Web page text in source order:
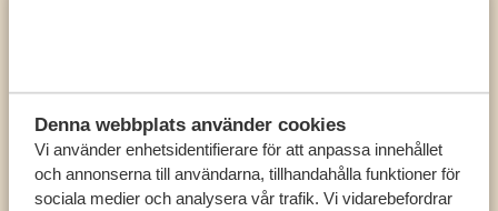
Denna webbplats använder cookies
Vi använder enhetsidentifierare för att anpassa innehållet
och annonserna till användarna, tillhandahålla funktioner för
sociala medier och analysera vår trafik. Vi vidarebefordrar
SV:+31 174 788 101